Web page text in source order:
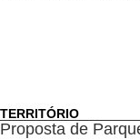
TERRITÓRIO
Proposta de